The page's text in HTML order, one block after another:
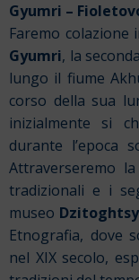
Gyumri –
Faremo
Gyumri, la
lungo il fiume
corso della sua
inizialmente si
durante l’epoca
Attraverseremo
tradizionali e i
museo
Etnografia, dove
nel XIX secolo,